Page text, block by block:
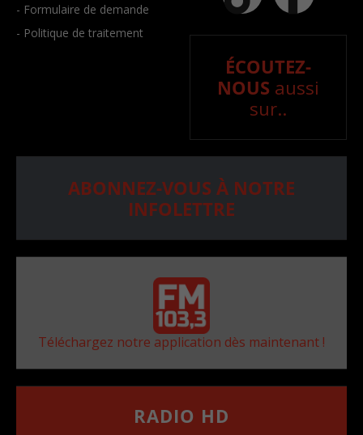
- Formulaire de demande
- Politique de traitement
ÉCOUTEZ-
NOUS aussi
sur..
ABONNEZ-VOUS À NOTRE
INFOLETTRE
Téléchargez notre application dès maintenant !
RADIO HD